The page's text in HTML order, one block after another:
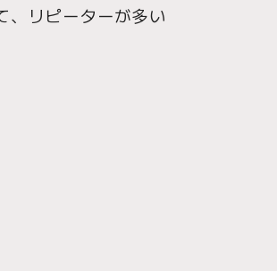
、リピーターが多い